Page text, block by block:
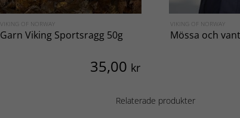
VIKING OF NORWAY
Garn Viking Sportsragg 50g
35,00 kr
VIKING OF NORWAY
Mössa och
Relaterade produkter